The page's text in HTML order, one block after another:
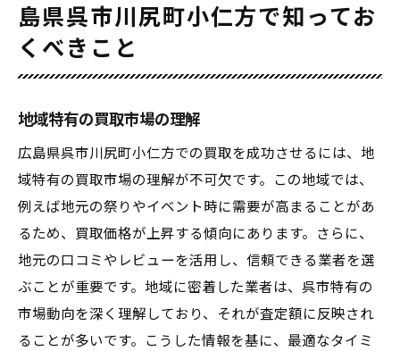
島県呉市川尻町小仁方で知ってお
くべきこと
地域特有の買取市場の理解
広島県呉市川尻町小仁方での買取を成功させるには、地
域特有の買取市場の理解が不可欠です。この地域では、
例えば地元の祭りやイベント時に需要が高まることがあ
るため、買取価格が上昇する傾向にあります。さらに、
地元の口コミやレビューを活用し、信頼できる業者を選
ぶことが重要です。地域に密着した業者は、呉市特有の
市場動向を深く理解しており、それが査定額に反映され
ることが多いです。こうした情報を基に、最適なタイミ